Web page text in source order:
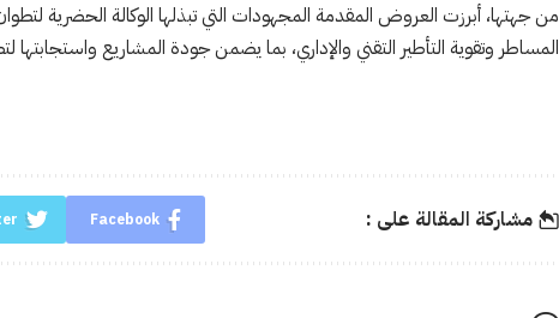
من جهتها، أبرزت العروض المقدمة المجهودات التي تبذلها الوكالة الحضرية
المساطر وتقوية التأطير التقني والإداري، بما يضمن جودة المشاريع واستجابتها
مشاركة المقالة على : Facebook